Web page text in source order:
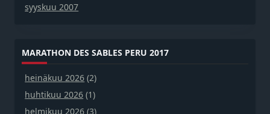
syyskuu 2007
MARATHON DES SABLES PERU 2017
heinäkuu 2026 (2)
huhtikuu 2026 (1)
helmikuu 2026 (3)